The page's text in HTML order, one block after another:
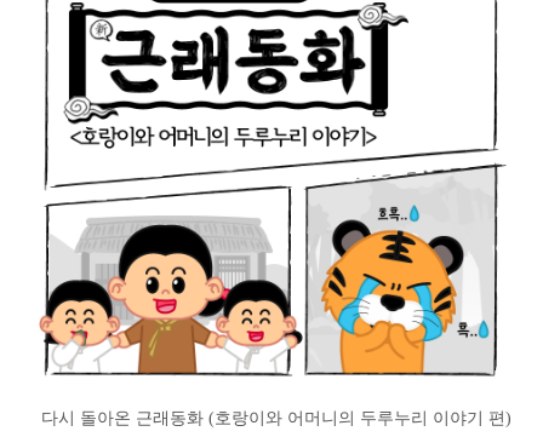
다시 돌아온 근래동화 (호랑이와 어머니의 두루누리 이야기 편)